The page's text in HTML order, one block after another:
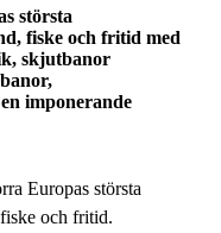
största
fiske och fritid med
skjutbanor
imponerande
Europas största
och fritid.